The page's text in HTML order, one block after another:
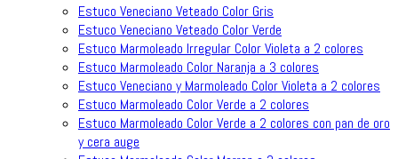
Estuco Veneciano Veteado Color Gris
Estuco Veneciano Veteado Color Verde
Estuco Marmoleado Irregular Color Violeta a 2 colores
Estuco Marmoleado Color Naranja a 3 colores
Estuco Veneciano y Marmoleado Color Violeta a 2 colores
Estuco Marmoleado Color Verde a 2 colores
Estuco Marmoleado Color Verde a 2 colores con pan de oro
y cera auge